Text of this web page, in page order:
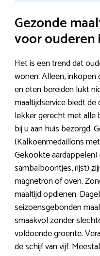
Gezonde
voor ouderen
Het is een trend dat
wonen. Alleen,
en eten bereiden lukt
maaltijdservice biedt
lekker gerecht met alle
bij u aan huis bezorgd.
(Kalkoenmedaillons
Gekookte
sambalboontjes, rijst)
magnetron of oven.
maaltijd opdienen.
seizoensgebonden
smaakvol zonder
voldoende groente.
de schijf van vijf.